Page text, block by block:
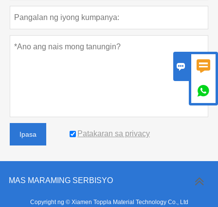
Ipasa Patakaran sa privacy
MAS MARAMING SERBISYO
Copyright ng © Xiamen Toppla Material Technology Co., Ltd
 
